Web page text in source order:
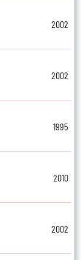
2002
2002
1995
2010
2002